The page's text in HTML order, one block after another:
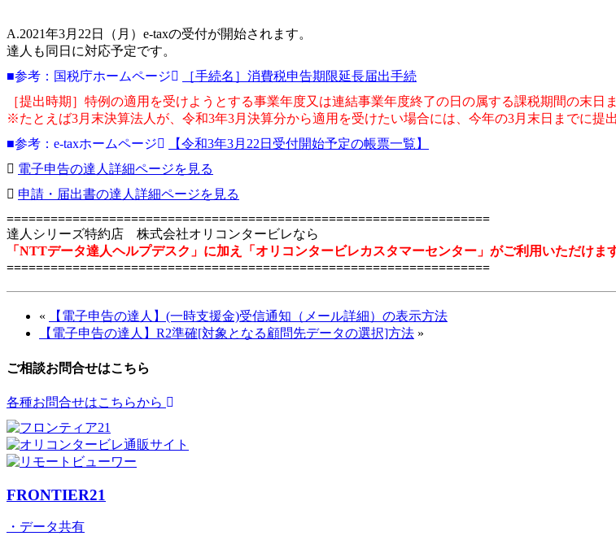
A.2021年3月22日（月）e-taxの受付が開始されます。
達人も同日に対応予定です。
■参考：国税庁ホームページ
［手続名］消費税申告期限延長届出手続
［提出時期］特例の適用を受けようとする事業年度又は連結事業年度終了の日の属する課税期間の末日
※たとえば3月末決算法人が、令和3年3月決算分から適用を受けたい場合には、今年の3月末日までに提
■参考：e-taxホームページ
【令和3年3月22日受付開始予定の帳票一覧】
電子申告の達人詳細ページを見る
申請・届出書の達人詳細ページを見る
==================================================================
達人シリーズ特約店 株式会社オリコンタービレなら
「NTTデータ達人ヘルプデスク」に加え「オリコンタービレカスタマーセンター」がご利用いただけます
==================================================================
«
【電子申告の達人】(一時支援金)受信通知（メール詳細）の表示方法
【電子申告の達人】R2準確[対象となる顧問先データの選択]方法 »
ご相談お問合せはこちら
各種お問合せはこちらから
FRONTIER21
・データ共有